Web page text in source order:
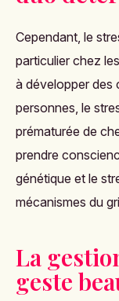
Cependant, le
particulier chez
à développer des
personnes, le
prématurée de
prendre
génétique et le
mécanismes du
La
geste